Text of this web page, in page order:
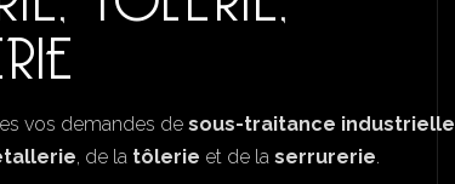
vos demandes de sous-traitance industrielle
, de la tôlerie et de la serrurerie.